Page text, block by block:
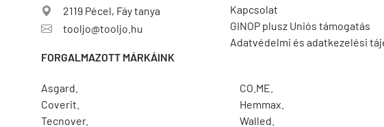
2119 Pécel, Fáy tanya
tooljo@tooljo.hu
Kapcsolat
GINOP plusz Uniós támogatás
Adatvédelmi és adatkezelési
FORGALMAZOTT MÁRKÁINK
Asgard.
Coverit.
Tecnover.
CO.ME.
Hemmax.
Walled.